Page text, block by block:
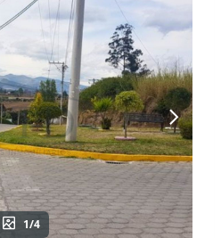
1/4